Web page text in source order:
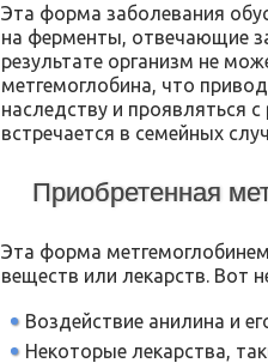
Эта форма заболевания
на ферменты, отвечающие
результате организм не
метгемоглобина, что
наследству и проявляться
встречается в семейных
Приобретенная
Эта форма
веществ или лекарств. Вот
Воздействие анилина и
Некоторые лекарства,